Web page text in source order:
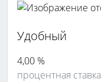
Удобный
4,00 %
процентная ставка